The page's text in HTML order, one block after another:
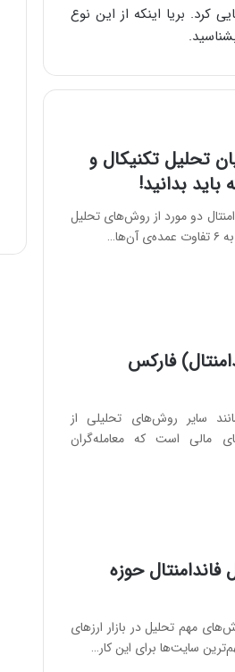
کرد. بریا اینکه از این نوع
تحلیل تکنیکال و
باید بدانید!
دو مورد از روش‌های تحلیل
فارکس
سایر روش‌های تحلیلی از
مالی است که معامله‌گران
فاندامنتال حوزه
مهم تحلیل در بازار ارزهای
سایت‌ها برای این کار…